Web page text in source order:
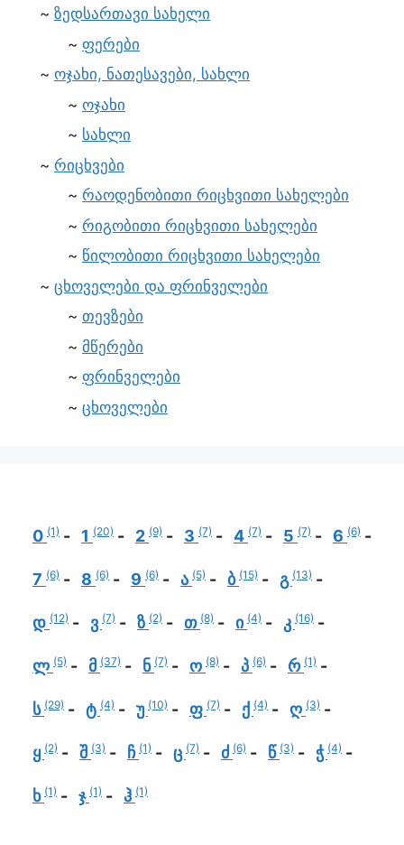
ზედსართავი სახელი
ფერები
ოჯახი, ნათესავები, სახლი
ოჯახი
სახლი
რიცხვები
რაოდენობითი რიცხვითი სახელები
რიგობითი რიცხვითი სახელები
წილობითი რიცხვითი სახელები
ცხოველები და ფრინველები
თევზები
მწერები
ფრინველები
ცხოველები
0 (1) 1 (20) 2 (9) 3 (7) 4 (7) 5 (7) 6 (6)
7 (6) 8 (6) 9 (6) ა (5) ბ (15) გ (13)
დ (12) ვ (7) ზ (2) თ (8) ი (4) კ (16)
ლ (5) მ (37) ნ (7) ო (8) პ (6) რ (1)
ს (29) ტ (4) უ (10) ფ (7) ქ (4) ღ (3)
ყ (2) შ (3) ჩ (1) ც (7) ძ (6) წ (3) ჭ (4)
ხ (1) ჯ (1) ჰ (1)